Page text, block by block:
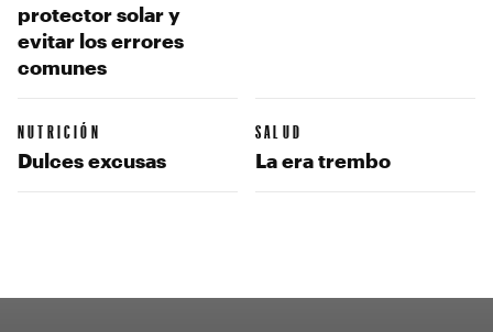
protector solar y
evitar los errores
comunes
NUTRICIÓN
Dulces excusas
SALUD
La era trembo